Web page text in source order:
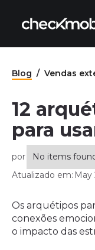
Blog / Vendas
12
para
por No items
Atualizado em: May
Os arquétipos
conexões
o impacto das